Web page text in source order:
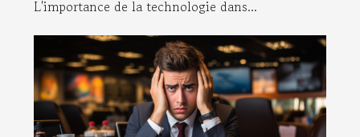
L'importance de la technologie dans...